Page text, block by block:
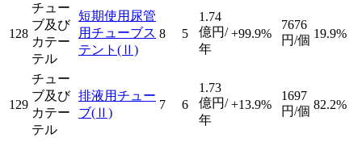
128
チュー
ブ及び
カテー
テル
短期使用尿管
用チューブス
テント (Ⅱ)
8 5
1.74
億円/
年
+99.9%
7676
円/個 19.9%
129
チュー
ブ及び
カテー
テル
排液用チュー
ブ(Ⅱ)
7 6
1.73
億円/
年
+13.9%
1697
円/個 82.2%